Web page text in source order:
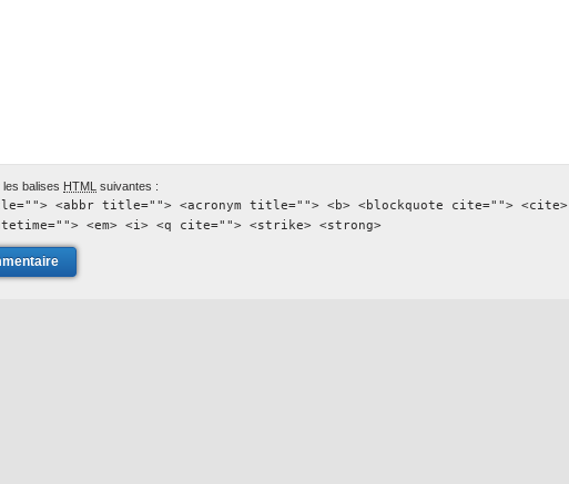
balises HTML suivantes :
<abbr title=""> <acronym title=""> <b> <blockquote cite=""> <cite>
<em> <i> <q cite=""> <strike> <strong>